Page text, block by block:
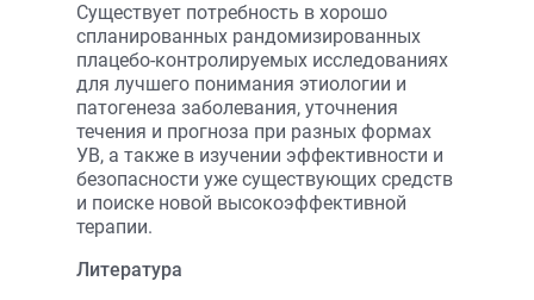
Существует потребность в хорошо
спланированных рандомизированных
плацебо-контролируемых исследованиях
для лучшего понимания этиологии и
патогенеза заболевания, уточнения
течения и прогноза при разных формах
УВ, а также в изучении эффективности и
безопасности уже существующих средств
и поиске новой высокоэффективной
терапии.
Литература